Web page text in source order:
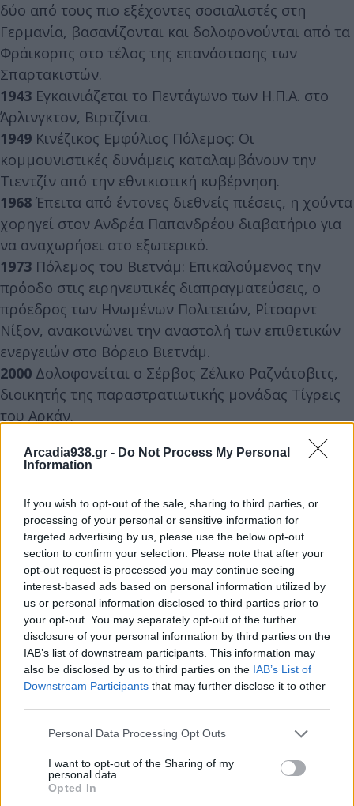
Arcadia938.gr - Do Not Process My Personal
Information
If you wish to opt-out of the sale, sharing to third parties, or
processing of your personal or sensitive information for
targeted advertising by us, please use the below opt-out
section to confirm your selection. Please note that after your
opt-out request is processed you may continue seeing
interest-based ads based on personal information utilized by
us or personal information disclosed to third parties prior to
your opt-out. You may separately opt-out of the further
disclosure of your personal information by third parties on the
IAB’s list of downstream participants. This information may
also be disclosed by us to third parties on the IAB’s List of
Downstream Participants that may further disclose it to other
Personal Data Processing Opt Outs
I want to opt-out of the Sharing of my
personal data.
Opted In
δύο από τους πιο εξέχοντες σοσιαλιστές στη
Γερμανία, βασανίζονται και δολοφονούνται από τα
Φράικορπς στο τέλος της επανάστασης των
Σπαρτακιστών.
1943 Εγκαινιάζεται το Πεντάγωνο των Η.Π.Α. στο
Άρλινγκτον, Βιρτζίνια.
1949 Κινέζικος Εμφύλιος Πόλεμος: Οι
κομμουνιστικές δυνάμεις καταλαμβάνουν την
Τιεντζίν από την εθνικιστική κυβέρνηση.
1968 Έπειτα από έντονες διεθνείς πιέσεις, η χούντα
χορηγεί στον Ανδρέα Παπανδρέου διαβατήριο για
να αναχωρήσει στο εξωτερικό.
1973 Πόλεμος του Βιετνάμ: Επικαλούμενος την
πρόοδο στις ειρηνευτικές διαπραγματεύσεις, ο
πρόεδρος των Ηνωμένων Πολιτειών, Ρίτσαρντ
Νίξον, ανακοινώνει την αναστολή των επιθετικών
ενεργειών στο Βόρειο Βιετνάμ.
2000 Δολοφονείται ο Σέρβος Ζέλικο Ραζνάτοβιτς,
διοικητής της παραστρατιωτικής μονάδας Τίγρεις
του Αρκάν.
Ο Τζίμι Γουέιλς δημιουργεί την Wikipedia.
Γεννήσεις στις 15 Ιανουαρίου
Μολιέρος, Γάλλος θεατρικός συγγραφέας
Θεόκλητος Φαρμακίδης, Έλληνας λόγιος
Σοφία Κοβαλέφσκαγια, Ρωσίδα μαθηματικός